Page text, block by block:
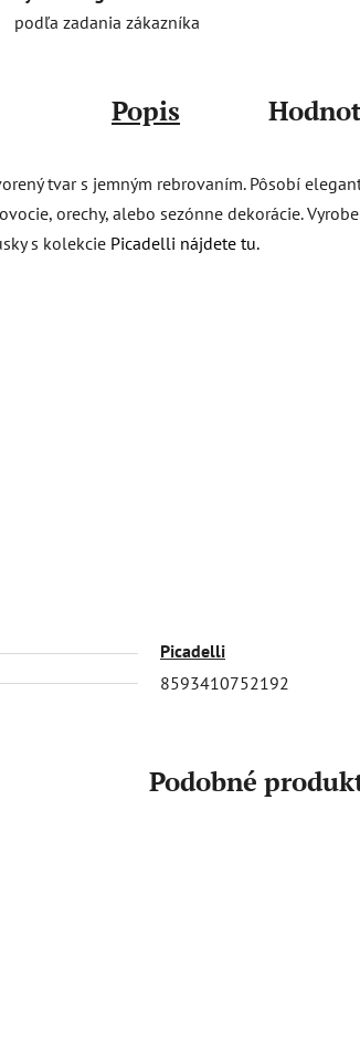
podľa zadania zákazníka
Popis
tvar s jemným rebrovaním. Pôsobí
orechy, alebo sezónne dekorácie.
s kolekcie Picadelli nájdete tu.
Picadelli
8593410752192
Podobné